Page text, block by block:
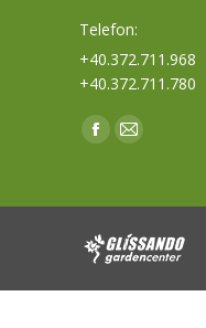
Telefon:
+40.372.711.968
+40.372.711.780
Find us on:
Facebook
new
Mail
new